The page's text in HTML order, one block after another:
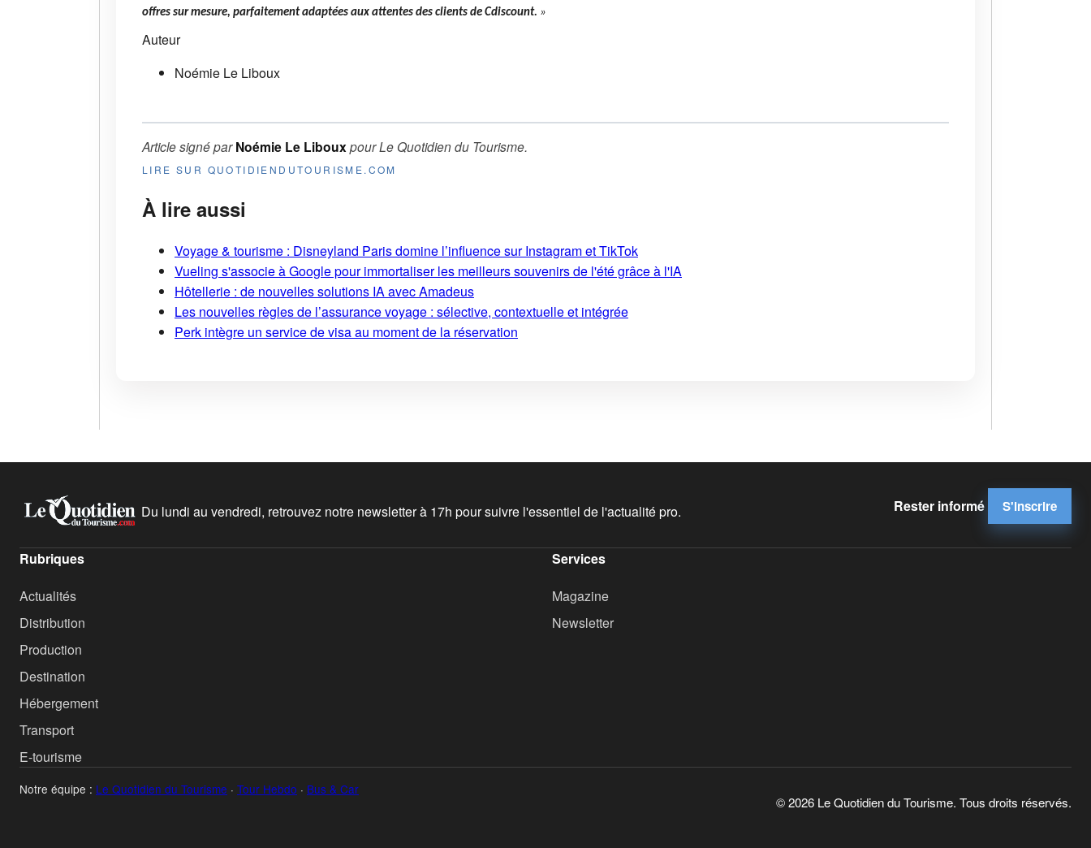
offres sur mesure, parfaitement adaptées aux attentes des clients de Cdiscount. »
Auteur
Noémie Le Liboux
Article signé parNoémie Le LibouxpourLe Quotidien du Tourisme.
LIRE SUR QUOTIDIENDUTOURISME.COM
À lire aussi
Voyage & tourisme : Disneyland Paris domine l’influence sur Instagram et TikTok
Vueling s'associe à Google pour immortaliser les meilleurs souvenirs de l'été grâce à l'IA
Hôtellerie : de nouvelles solutions IA avec Amadeus
Les nouvelles règles de l’assurance voyage : sélective, contextuelle et intégrée
Perk intègre un service de visa au moment de la réservation
Du lundi au vendredi, retrouvez notre newsletter à 17h pour suivre l'essentiel de l'actualité pro. Rester informé S'inscrire
Rubriques
Actualités
Distribution
Production
Destination
Hébergement
Transport
E-tourisme
Services
Magazine
Newsletter
Notre équipe : Le Quotidien du Tourisme · Tour Hebdo · Bus & Car
© 2026 Le Quotidien du Tourisme. Tous droits réservés.